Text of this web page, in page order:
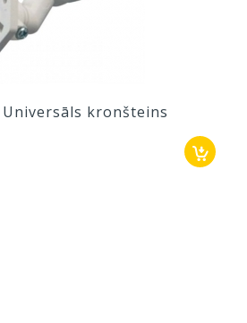
Universāls kronšteins